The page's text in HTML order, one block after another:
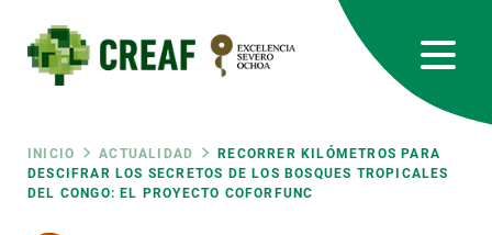
contenido
principal
Ruta
INICIO ACTUALIDAD
RECORRER KILÓMETROS PARA
DESCIFRAR LOS SECRETOS DE LOS BOSQUES TROPICALES
DEL CONGO: EL PROYECTO COFORFUNC
RRSS
Featured